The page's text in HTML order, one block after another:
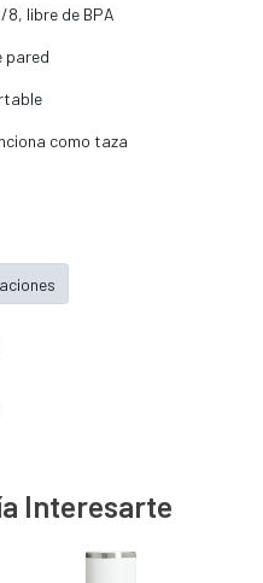
8, libre de BPA
pared
como taza
Interesarte